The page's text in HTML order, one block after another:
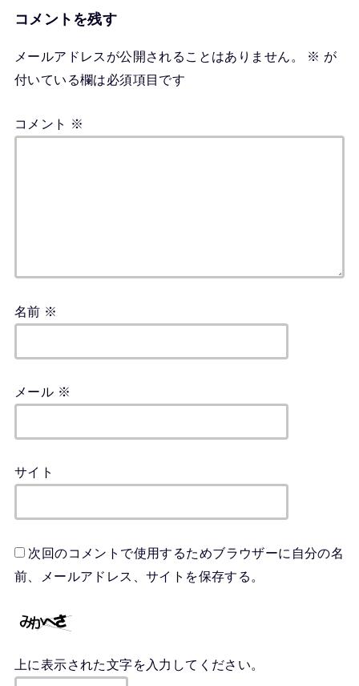
コメントを残す
メールアドレスが公開されることはありません。 ※ が
付いている欄は必須項目です
コメント ※
名前 ※
メール ※
サイト
次回のコメントで使用するためブラウザーに自分の名
前、メールアドレス、サイトを保存する。
上に表示された文字を入力してください。